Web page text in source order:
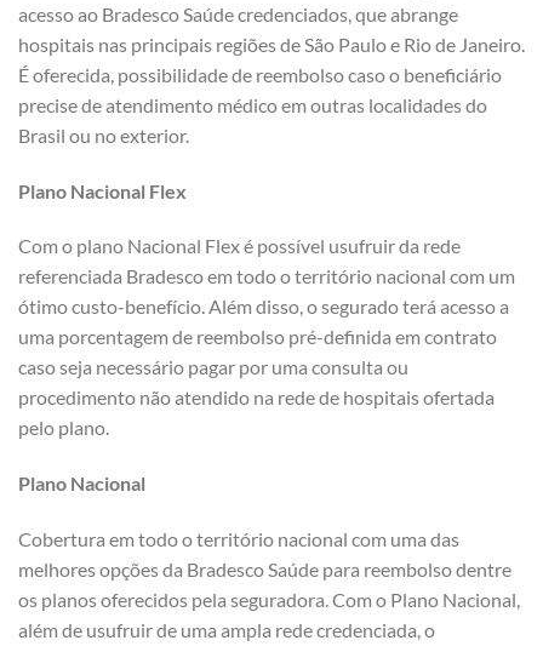
acesso ao Bradesco Saúde credenciados, que abrange
hospitais nas principais regiões de São Paulo e Rio de Janeiro.
É oferecida, possibilidade de reembolso caso o beneficiário
precise de atendimento médico em outras localidades do
Brasil ou no exterior.
Plano Nacional Flex
Com o plano Nacional Flex é possível usufruir da rede
referenciada Bradesco em todo o território nacional com um
ótimo custo-benefício. Além disso, o segurado terá acesso a
uma porcentagem de reembolso pré-definida em contrato
caso seja necessário pagar por uma consulta ou
procedimento não atendido na rede de hospitais ofertada
pelo plano.
Plano Nacional
Cobertura em todo o território nacional com uma das
melhores opções da Bradesco Saúde para reembolso dentre
os planos oferecidos pela seguradora. Com o Plano Nacional,
além de usufruir de uma ampla rede credenciada, o